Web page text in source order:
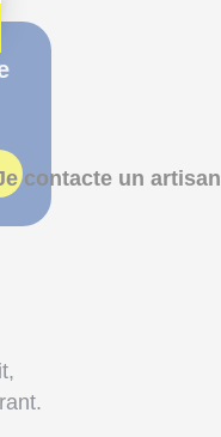
contacte un artisan